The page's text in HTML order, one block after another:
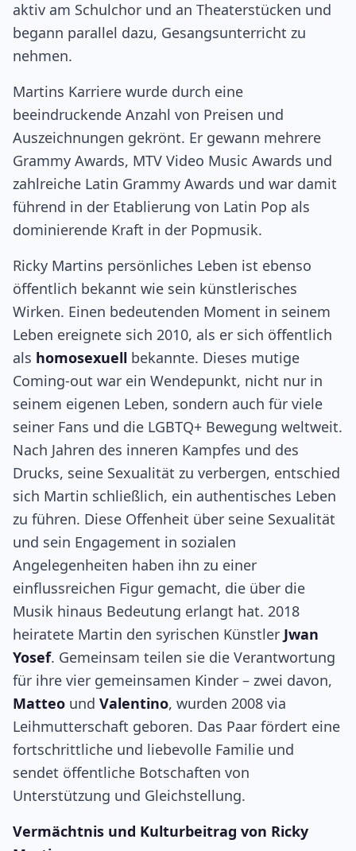
aktiv am Schulchor und an Theaterstücken und
begann parallel dazu, Gesangsunterricht zu
nehmen.
Martins Karriere wurde durch eine
beeindruckende Anzahl von Preisen und
Auszeichnungen gekrönt. Er gewann mehrere
Grammy Awards, MTV Video Music Awards und
zahlreiche Latin Grammy Awards und war damit
führend in der Etablierung von Latin Pop als
dominierende Kraft in der Popmusik.
Ricky Martins persönliches Leben ist ebenso
öffentlich bekannt wie sein künstlerisches
Wirken. Einen bedeutenden Moment in seinem
Leben ereignete sich 2010, als er sich öffentlich
als homosexuell bekannte. Dieses mutige
Coming-out war ein Wendepunkt, nicht nur in
seinem eigenen Leben, sondern auch für viele
seiner Fans und die LGBTQ+ Bewegung weltweit.
Nach Jahren des inneren Kampfes und des
Drucks, seine Sexualität zu verbergen, entschied
sich Martin schließlich, ein authentisches Leben
zu führen. Diese Offenheit über seine Sexualität
und sein Engagement in sozialen
Angelegenheiten haben ihn zu einer
einflussreichen Figur gemacht, die über die
Musik hinaus Bedeutung erlangt hat. 2018
heiratete Martin den syrischen Künstler Jwan
Yosef. Gemeinsam teilen sie die Verantwortung
für ihre vier gemeinsamen Kinder – zwei davon,
Matteo und Valentino, wurden 2008 via
Leihmutterschaft geboren. Das Paar fördert eine
fortschrittliche und liebevolle Familie und
sendet öffentliche Botschaften von
Unterstützung und Gleichstellung.
Vermächtnis und Kulturbeitrag von Ricky